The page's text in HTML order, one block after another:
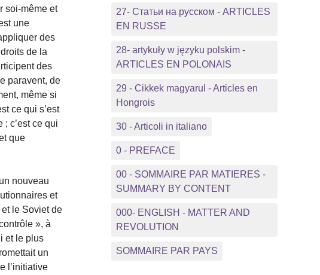
soi-même et
une
des
de la
des
paravent, de
même si
ce qui s’est
c’est ce qui
que
nouveau
et
le Soviet de
», à
et le plus
un
l’initiative
27- Статьи на русском - ARTICLES
EN RUSSE
28- artykuły w języku polskim -
ARTICLES EN POLONAIS
29 - Cikkek magyarul - Articles en
Hongrois
30 - Articoli in italiano
0 - PREFACE
00 - SOMMAIRE PAR MATIERES -
SUMMARY BY CONTENT
000- ENGLISH - MATTER AND
REVOLUTION
SOMMAIRE PAR PAYS